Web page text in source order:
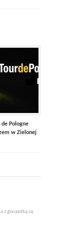
de Pologne
w Zielonej
z gwiazdką są